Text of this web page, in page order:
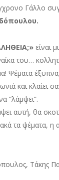
Γάλλο
;» είναι
του…
Ψέματα
και κλαίει
“λάμψει”.
αυτή, θα
τα ψέματα, η
Τάκης